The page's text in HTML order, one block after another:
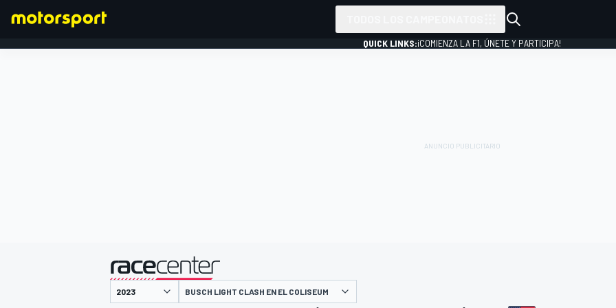
QUICK LINKS:¡COMIENZA LA F1, ÚNETE Y PARTICIPA!
presentado por
BUSCH LIGHT CLASH EN EL COLISEUM